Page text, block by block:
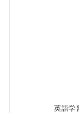
英語学